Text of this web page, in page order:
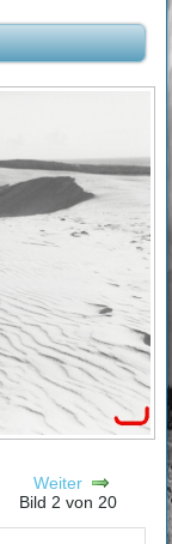
Weiter
Bild 2 von 20